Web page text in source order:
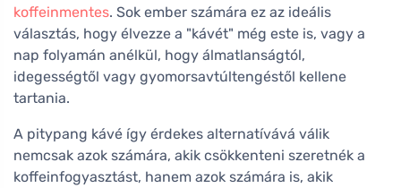
koffeinmentes. Sok ember számára ez az ideális
választás, hogy élvezze a "kávét" még este is, vagy a
nap folyamán anélkül, hogy álmatlanságtól,
idegességtől vagy gyomorsavtúltengéstől kellene
tartania.
A pitypang kávé így érdekes alternatívává válik
nemcsak azok számára, akik csökkenteni szeretnék a
koffeinfogyasztást, hanem azok számára is, akik